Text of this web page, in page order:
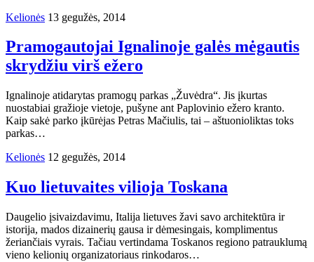
Kelionės 13 gegužės, 2014
Pramogautojai Ignalinoje galės mėgautis
skrydžiu virš ežero
Ignalinoje atidarytas pramogų parkas „Žuvėdra“. Jis įkurtas
nuostabiai gražioje vietoje, pušyne ant Paplovinio ežero kranto.
Kaip sakė parko įkūrėjas Petras Mačiulis, tai – aštuonioliktas toks
parkas…
Kelionės 12 gegužės, 2014
Kuo lietuvaites vilioja Toskana
Daugelio įsivaizdavimu, Italija lietuves žavi savo architektūra ir
istorija, mados dizainerių gausa ir dėmesingais, komplimentus
žeriančiais vyrais. Tačiau vertindama Toskanos regiono patrauklumą
vieno kelionių organizatoriaus rinkodaros…